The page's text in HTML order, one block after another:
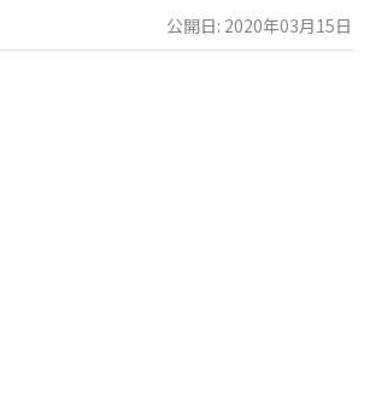
公開日: 2020年03月15日